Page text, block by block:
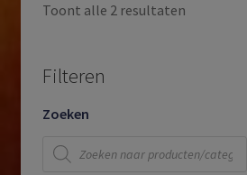
Toont alle 2 resultaten
Filteren
Zoeken
Producten
zoeken